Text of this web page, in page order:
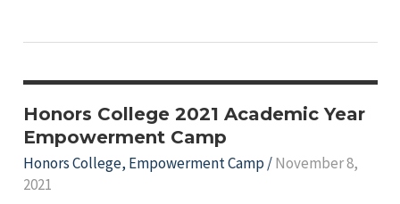
Empowerment
Campof
the
Honors
College
Honors College 2021 Academic Year
Empowerment Camp
Honors College, Empowerment Camp /November 8,
2021